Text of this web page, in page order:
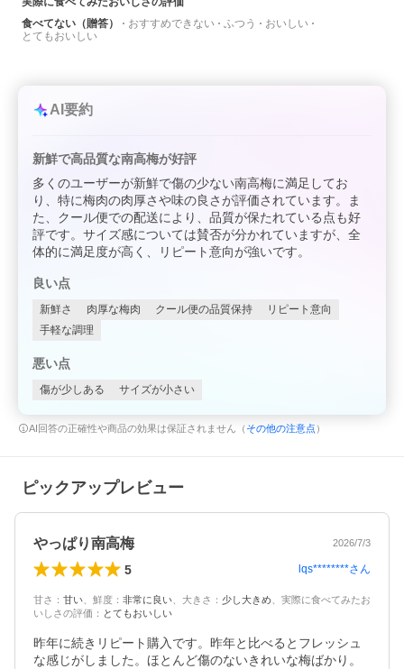
食べてない（贈答）
おすすめできない ふつう
おいしい
とてもおいしい
AI要約
新鮮で高品質な南高梅が好評
多くのユーザーが新鮮で傷の少ない南高梅に満足してお
り、特に梅肉の肉厚さや味の良さが評価されています。ま
た、クール便での配送により、品質が保たれている点も好
評です。サイズ感については賛否が分かれていますが、全
体的に満足度が高く、リピート意向が強いです。
良い点
新鮮さ 肉厚な梅肉 クール便の品質保持
リピート意向
手軽な調理
悪い点
傷が少しある サイズが小さい
AI回答の正確性や商品の効果は保証されません（ その他の注意点 ）
ピックアップレビュー
やっぱり南高梅 2026/7/3
5 lqs********さん
甘さ ： 甘い 鮮度 ： 非常に良い 大きさ ： 少し大きめ
実際に食べてみたお
いしさの評価 ： とてもおいしい
昨年に続きリピート購入です。昨年と比べるとフレッシュ
な感じがしました。ほとんど傷のないきれいな梅ばかり。